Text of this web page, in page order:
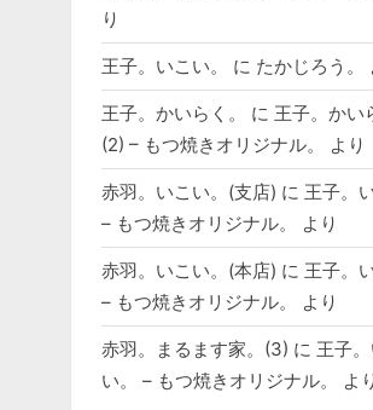
り
王子。いこい。 に たかじろう。
王子。かいらく。 に 王子。かい
(2) – もつ焼きオリジナル。
より
赤羽。いこい。(支店) に 王子。
– もつ焼きオリジナル。
より
赤羽。いこい。(本店) に 王子。
– もつ焼きオリジナル。
より
赤羽。まるます家。(3) に 王子
い。 – もつ焼きオリジナル。
よ